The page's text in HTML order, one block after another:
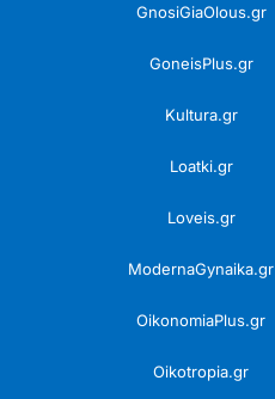
GnosiGiaOlous.gr
GoneisPlus.gr
Kultura.gr
Loatki.gr
Loveis.gr
ModernaGynaika.gr
OikonomiaPlus.gr
Oikotropia.gr